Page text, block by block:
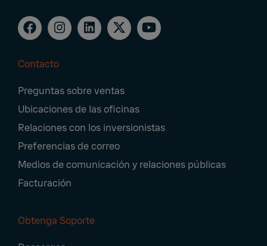
Navigation
Contacto
Preguntas sobre ventas
Ubicaciones de las oficinas
Relaciones con los inversionistas
Preferencias de correo
Medios de comunicación y relaciones públicas
Facturación
Obtenga Soporte